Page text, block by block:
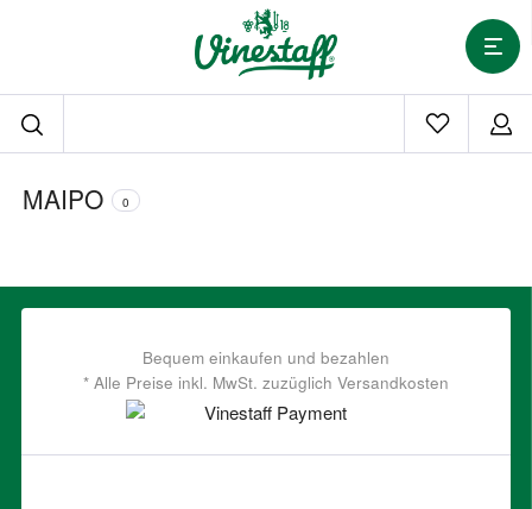
MAIPO 0
Bequem einkaufen und bezahlen
* Alle Preise inkl. MwSt. zuzüglich Versandkosten